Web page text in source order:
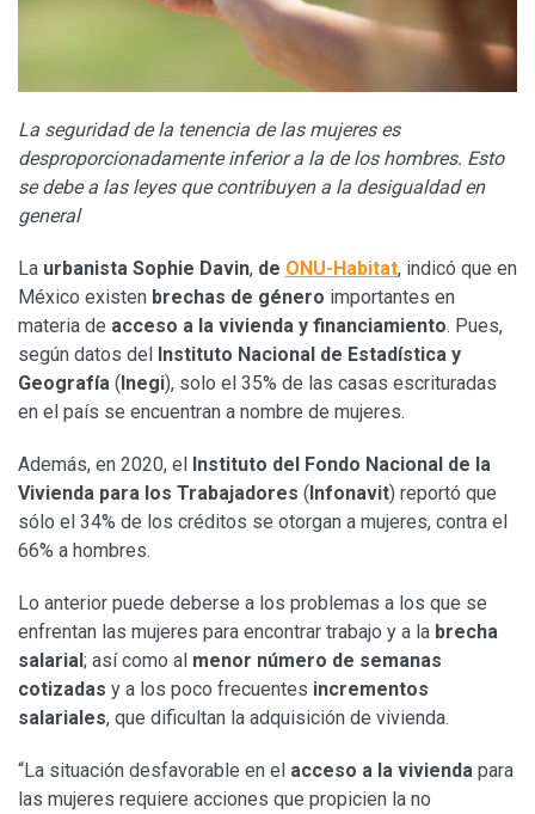
La seguridad de la tenencia de las mujeres es
desproporcionadamente inferior a la de los hombres. Esto
se debe a las leyes que contribuyen a la desigualdad en
general
La urbanista Sophie Davin, de ONU-Habitat, indicó que en
México existen brechas de género importantes en
materia de acceso a la vivienda y financiamiento. Pues,
según datos del Instituto Nacional de Estadística y
Geografía (Inegi), solo el 35% de las casas escrituradas
en el país se encuentran a nombre de mujeres.
Además, en 2020, el Instituto del Fondo Nacional de la
Vivienda para los Trabajadores (Infonavit) reportó que
sólo el 34% de los créditos se otorgan a mujeres, contra el
66% a hombres.
Lo anterior puede deberse a los problemas a los que se
enfrentan las mujeres para encontrar trabajo y a la brecha
salarial; así como al menor número de semanas
cotizadas y a los poco frecuentes incrementos
salariales, que dificultan la adquisición de vivienda.
“La situación desfavorable en el acceso a la vivienda para
las mujeres requiere acciones que propicien la no